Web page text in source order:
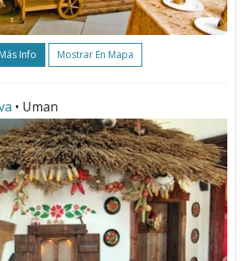
Más Info Mostrar En Mapa
• Uman